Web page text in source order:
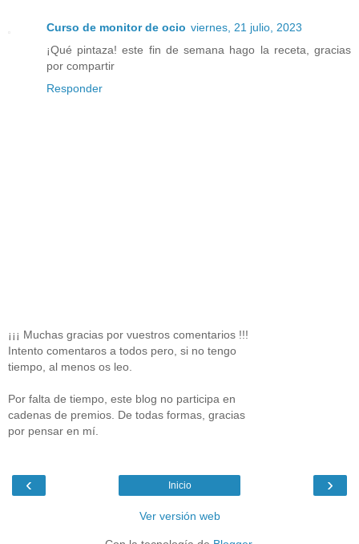
Curso de monitor de ocio viernes, 21 julio, 2023
¡Qué pintaza! este fin de semana hago la receta, gracias
por compartir
Responder
¡¡¡ Muchas gracias por vuestros comentarios !!!
Intento comentaros a todos pero, si no tengo
tiempo, al menos os leo.
Por falta de tiempo, este blog no participa en
cadenas de premios. De todas formas, gracias
por pensar en mí.
‹ ›
Inicio
Ver versión web